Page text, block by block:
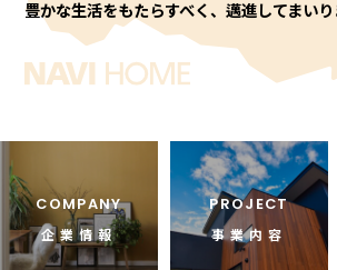
豊かな生活をもたらすべく、邁進してまいり
COMPANY
企業情報
PROJECT
事業内容